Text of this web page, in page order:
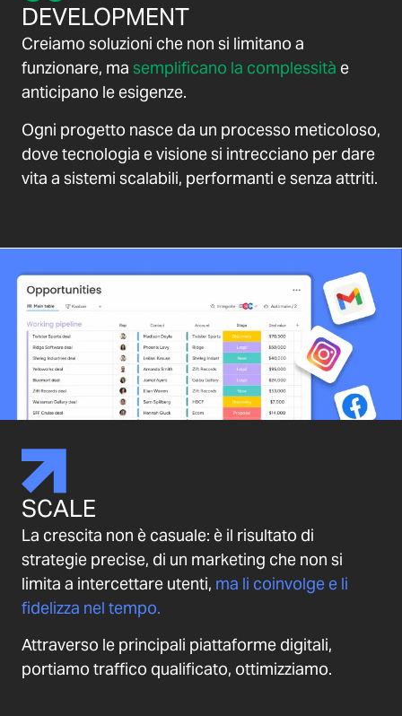
DEVELOPMENT
Creiamo soluzioni che non si limitano a
funzionare, ma semplificano la complessità e
anticipano le esigenze.
Ogni progetto nasce da un processo meticoloso,
dove tecnologia e visione si intrecciano per dare
vita a sistemi scalabili, performanti e senza attriti.
SCALE
La crescita non è casuale: è il risultato di
strategie precise, di un marketing che non si
limita a intercettare utenti, ma li coinvolge e li
fidelizza nel tempo.
Attraverso le principali piattaforme digitali,
portiamo traffico qualificato, ottimizziamo.